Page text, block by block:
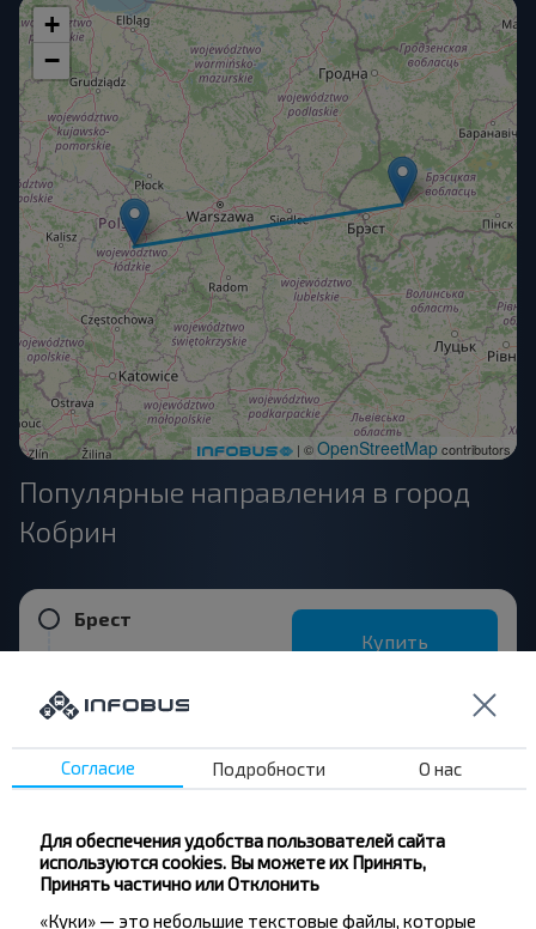
+
−
| ©OpenStreetMapcontributors
Популярные направления в город
Кобрин
Брест
Купить
Минск
Кобрин
Купить
Гродно
Кобрин
Купить
Согласие Подробности О нас
Для обеспечения удобства пользователей сайта
используются cookies. Вы можете их Принять,
Принять частично или Отклонить
«Куки» — это небольшие текстовые файлы, которые